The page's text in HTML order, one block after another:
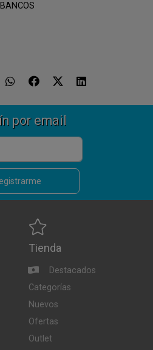
BANCOS
por email
Tienda
Destacados
Categorías
Nuevos
Ofertas
Outlet